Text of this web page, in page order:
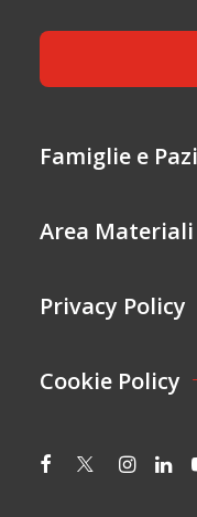
T
E
E
T
O
*
Famiglie e
Area Materiali
Privacy Policy
Cookie Policy